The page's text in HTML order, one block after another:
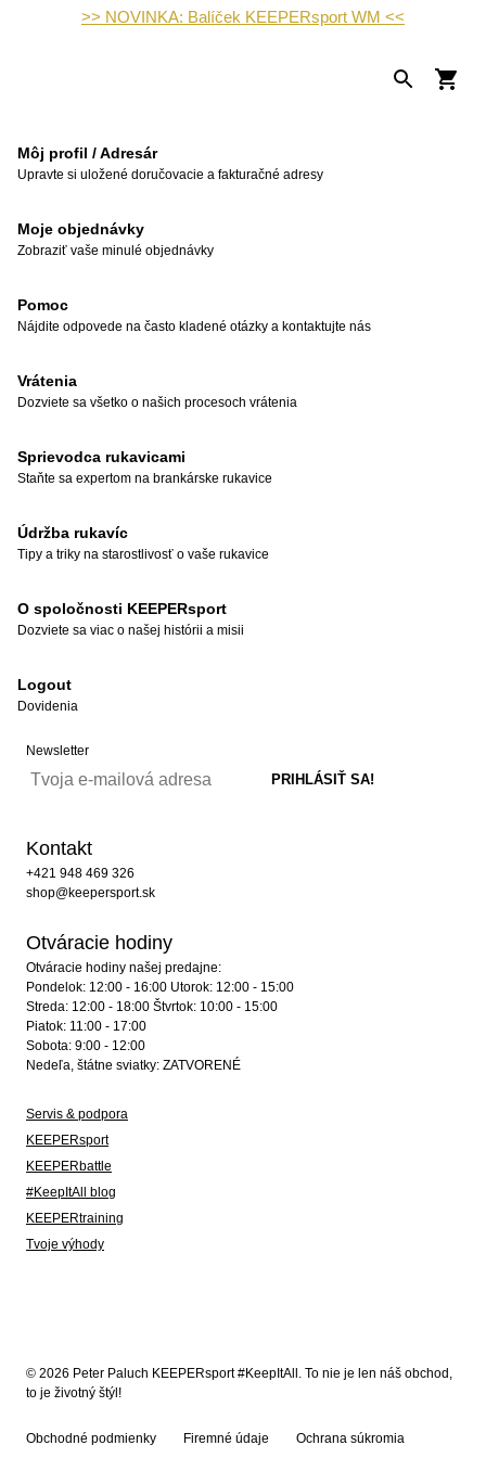
>> NOVINKA: Balíček KEEPERsport WM <<
Môj profil / Adresár
Upravte si uložené doručovacie a fakturačné adresy
Moje objednávky
Zobraziť vaše minulé objednávky
Pomoc
Nájdite odpovede na často kladené otázky a kontaktujte nás
Vrátenia
Dozviete sa všetko o našich procesoch vrátenia
Sprievodca rukavicami
Staňte sa expertom na brankárske rukavice
Údržba rukavíc
Tipy a triky na starostlivosť o vaše rukavice
O spoločnosti KEEPERsport
Dozviete sa viac o našej histórii a misii
Logout
Dovidenia
Newsletter
Kontakt
+421 948 469 326
shop@keepersport.sk
Otváracie hodiny
Otváracie hodiny našej predajne:
Pondelok: 12:00 - 16:00 Utorok: 12:00 - 15:00
Streda: 12:00 - 18:00 Štvrtok: 10:00 - 15:00
Piatok: 11:00 - 17:00
Sobota: 9:00 - 12:00
Nedeľa, štátne sviatky: ZATVORENÉ
Servis & podpora
KEEPERsport
KEEPERbattle
#KeepItAll blog
KEEPERtraining
Tvoje výhody
© 2026 Peter Paluch KEEPERsport #KeepItAll. To nie je len náš obchod,
to je životný štýl!
Obchodné podmienky Firemné údaje Ochrana súkromia